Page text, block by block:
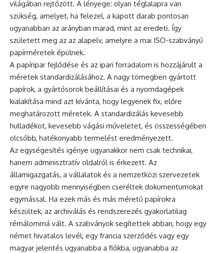
világában rejtőzött. A lényege: olyan téglalapra van
szükség, amelyet, ha felezel, a kapott darab pontosan
ugyanabban az arányban marad, mint az eredeti. Így
született meg az az alapelv, amelyre a mai ISO-szabványú
papírméretek épülnek.
A papíripar fejlődése és az ipari forradalom is hozzájárult a
méretek standardizálásához. A nagy tömegben gyártott
papírok, a gyártósorok beállításai és a nyomdagépek
kialakítása mind azt kívánta, hogy legyenek fix, előre
meghatározott méretek. A standardizálás kevesebb
hulladékot, kevesebb vágási műveletet, és összességében
olcsóbb, hatékonyabb termelést eredményezett.
Az egységesítés igénye ugyanakkor nem csak technikai,
hanem adminisztratív oldalról is érkezett. Az
államigazgatás, a vállalatok és a nemzetközi szervezetek
egyre nagyobb mennyiségben cseréltek dokumentumokat
egymással. Ha ezek más és más méretű papírokra
készültek, az archiválás és rendszerezés gyakorlatilag
rémálommá vált. A szabványok segítettek abban, hogy egy
német hivatalos levél, egy francia szerződés vagy egy
magyar jelentés ugyanabba a fiókba, ugyanabba az